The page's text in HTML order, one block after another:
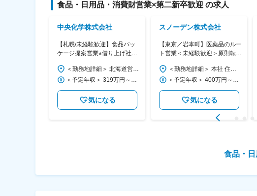
食品・日用品・消費財営業×第二新卒歓迎 の求人
中央化学株式会社
【札幌/未経験歓迎】食品パッ
ケージ提案営業※借り上げ社宅
土日祝休み
＜勤務地詳細＞ 北海道営業部 住所：北海道札幌市白石区本通19丁目北1番1号 受動喫煙対策：屋内全面禁煙 変更の範囲：会社の定める事業所
＜予定年収＞ 319万円～376万円 ＜賃金形態＞ 月給制 ＜賃金内訳＞ 月額（基本給）：205,140円～244,590円 その他固定手当/月：500円～600円 固定残業手当/月：24,099円～28,734円（固定残業時間15時間0分/月） 超過した時間外労働の残業手当は追加支給 ＜月給＞ 229,739円～273,924円（一律手当を含む） ＜昇給有無＞ 有 ＜残業手当＞ 有 ＜給与補足＞ ■理論賞与：2.0ヵ月分（2024年度実績） 賃金はあくまでも目安の金額であり、選考を通じて上下する可能性があります。 月給(月額)は固定手当を含めた表記です。
気になる
スノーデン株式会社
【東京／岩本町】医薬品のルー
ト営業＜未経験歓迎＞原則転勤
◎育成前提の採用
＜勤務地詳細＞ 本社 住所：東京都千代田区岩本町3-7-16 井門岩本町第2ビル 勤務地最寄駅：都営新宿線／岩本町駅 受動喫煙対策：屋内全面禁煙 変更の範囲：会社の定める事業所
＜予定年収＞ 400万円～500万円 ＜賃金形態＞ 月給制 ＜賃金内訳＞ 月額（基本給）：210,000円～300,000円 その他固定手当/月：30,000円 ＜月給＞ 240,000円～330,000円 ＜昇給有無＞ 有 ＜残業手当＞ 有 賃金はあくまでも目安の金額であり、選考を通じて上下する可能性があります。 月給(月額)は固定手当を含めた表記です。
気になる
食品・